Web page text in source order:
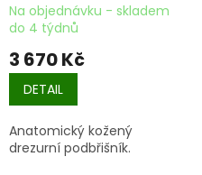
Na objednávku - skladem
do 4 týdnů
3 670 Kč
DETAIL
Anatomický kožený
drezurní podbřišník.